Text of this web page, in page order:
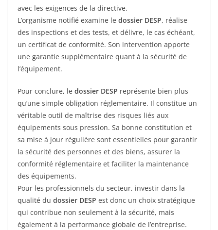
avec les exigences de la directive.
L’organisme notifié examine le dossier DESP, réalise
des inspections et des tests, et délivre, le cas échéant,
un certificat de conformité. Son intervention apporte
une garantie supplémentaire quant à la sécurité de
l’équipement.
Pour conclure, le dossier DESP représente bien plus
qu’une simple obligation réglementaire. Il constitue un
véritable outil de maîtrise des risques liés aux
équipements sous pression. Sa bonne constitution et
sa mise à jour régulière sont essentielles pour garantir
la sécurité des personnes et des biens, assurer la
conformité réglementaire et faciliter la maintenance
des équipements.
Pour les professionnels du secteur, investir dans la
qualité du dossier DESP est donc un choix stratégique
qui contribue non seulement à la sécurité, mais
également à la performance globale de l’entreprise.